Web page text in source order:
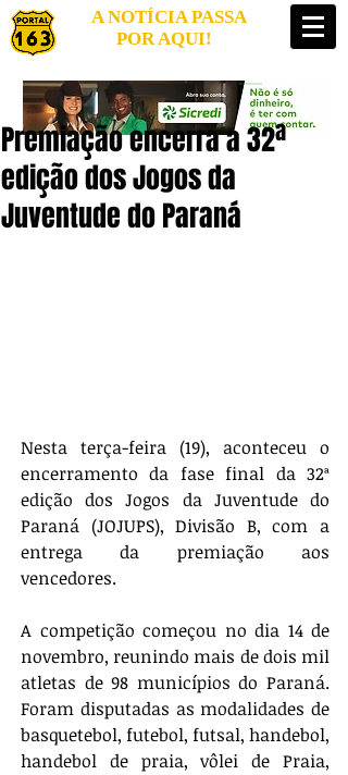
A NOTÍCIA PASSA
POR AQUI!
Premiação encerra a 32ª
edição dos Jogos da
Juventude do Paraná
Nesta terça-feira (19), aconteceu o
encerramento da fase final da 32ª
edição dos Jogos da Juventude do
Paraná (JOJUPS), Divisão B, com a
entrega da premiação aos
vencedores.
A competição começou no dia 14 de
novembro, reunindo mais de dois mil
atletas de 98 municípios do Paraná.
Foram disputadas as modalidades de
basquetebol, futebol, futsal, handebol,
handebol de praia, vôlei de Praia,